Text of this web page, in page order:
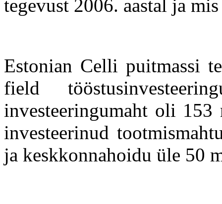
tegevust 2006. aastal ja
Estonian Celli puitmassi
field
investeeringumaht oli
investeerinud
ja keskkonnahoidu üle 50